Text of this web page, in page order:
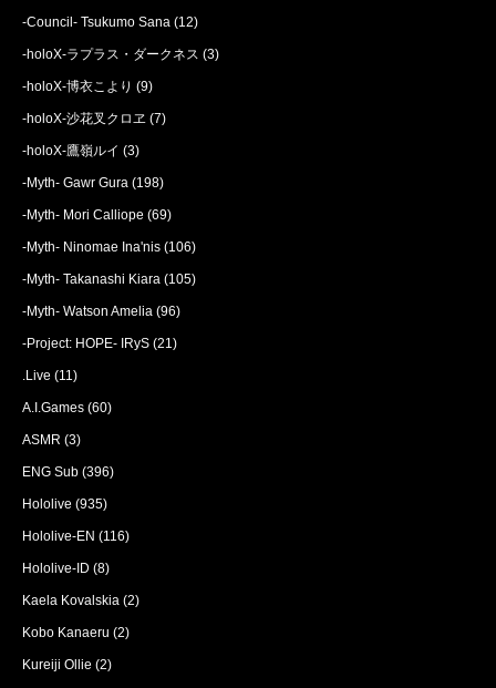
-Council- Tsukumo Sana (12)
-holoX-ラプラス・ダークネス (3)
-holoX-博衣こより (9)
-holoX-沙花叉クロヱ (7)
-holoX-鷹嶺ルイ (3)
-Myth- Gawr Gura (198)
-Myth- Mori Calliope (69)
-Myth- Ninomae Ina'nis (106)
-Myth- Takanashi Kiara (105)
-Myth- Watson Amelia (96)
-Project: HOPE- IRyS (21)
.Live (11)
A.I.Games (60)
ASMR (3)
ENG Sub (396)
Hololive (935)
Hololive-EN (116)
Hololive-ID (8)
Kaela Kovalskia (2)
Kobo Kanaeru (2)
Kureiji Ollie (2)